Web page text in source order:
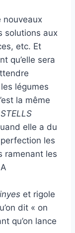
nouveaux
solutions aux
etc. Et
qu’elle sera
légumes
la même
elle a du
les
ramenant les
et rigole
dit « on
qu’on lance